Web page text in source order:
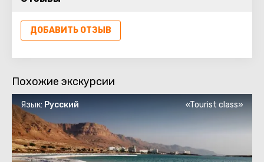
до произведений современного искусства.
ДОБАВИТЬ ОТЗЫВ
Похожие экскурсии
Язык: Русский «Tourist class»